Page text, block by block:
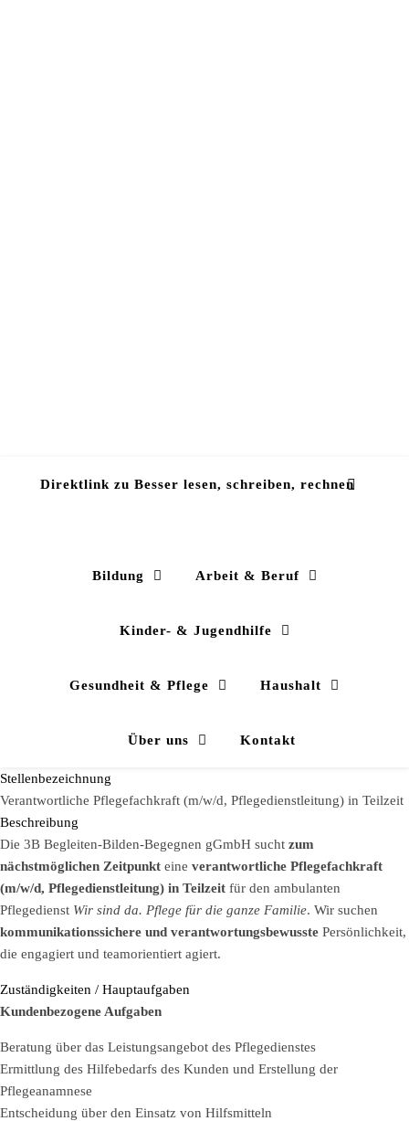
Direktlink zu Besser lesen, schreiben, rechnen
Bildung Arbeit & Beruf
Kinder- & Jugendhilfe
Gesundheit & Pflege Haushalt
Über uns Kontakt
Stellenbezeichnung
Verantwortliche Pflegefachkraft (m/w/d, Pflegedienstleitung) in Teilzeit
Beschreibung
Die 3B Begleiten-Bilden-Begegnen gGmbH sucht zum
nächstmöglichen Zeitpunkt eine verantwortliche Pflegefachkraft
(m/w/d, Pflegedienstleitung) in Teilzeit für den ambulanten
Pflegedienst Wir sind da. Pflege für die ganze Familie. Wir suchen
kommunikationssichere und verantwortungsbewusste Persönlichkeit,
die engagiert und teamorientiert agiert.
Zuständigkeiten / Hauptaufgaben
Kundenbezogene Aufgaben
Beratung über das Leistungsangebot des Pflegedienstes
Ermittlung des Hilfebedarfs des Kunden und Erstellung der
Pflegeanamnese
Entscheidung über den Einsatz von Hilfsmitteln